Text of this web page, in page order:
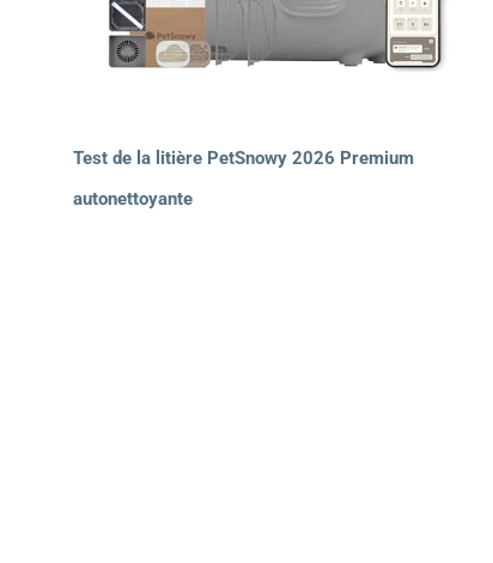
Test de la litière PetSnowy 2026 Premium
autonettoyante